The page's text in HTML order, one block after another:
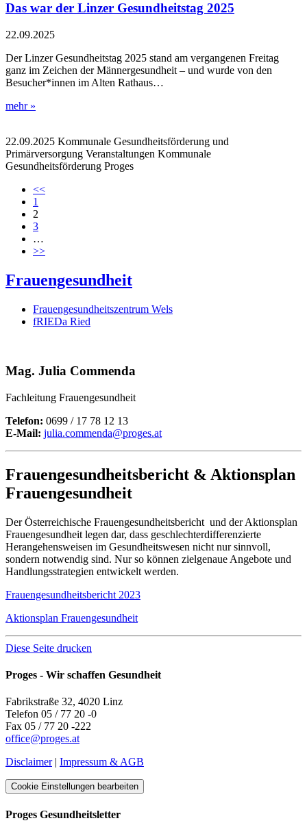
Das war der Linzer Gesundheitstag 2025
22.09.2025
Der Linzer Gesundheitstag 2025 stand am vergangenen Freitag
ganz im Zeichen der Männergesundheit – und wurde von den
Besucher*innen im Alten Rathaus…
mehr »
22.09.2025 Kommunale Gesundheitsförderung und
Primärversorgung Veranstaltungen Kommunale
Gesundheitsförderung Proges
<<
1
2
3
…
>>
Frauengesundheit
Frauengesundheitszentrum Wels
fRIEDa Ried
Mag. Julia Commenda
Fachleitung Frauengesundheit
Telefon: 0699 / 17 78 12 13
E-Mail: julia.commenda@proges.at
Frauengesundheitsbericht & Aktionsplan
Frauengesundheit
Der Österreichische Frauengesundheitsbericht und der Aktionsplan
Frauengesundheit legen dar, dass geschlechterdifferenzierte
Herangehensweisen im Gesundheitswesen nicht nur sinnvoll,
sondern notwendig sind. Nur so können zielgenaue Angebote und
Handlungsstrategien entwickelt werden.
Frauengesundheitsbericht 2023
Aktionsplan Frauengesundheit
Diese Seite drucken
Proges - Wir schaffen Gesundheit
Fabrikstraße 32, 4020 Linz
Telefon 05 / 77 20 -0
Fax 05 / 77 20 -222
office@proges.at
Disclaimer| Impressum & AGB
Cookie Einstellungen bearbeiten
Proges Gesundheitsletter